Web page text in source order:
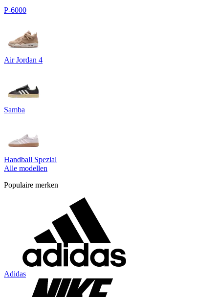
P-6000
Air Jordan 4
Samba
Handball Spezial
Alle modellen
Populaire merken
Adidas